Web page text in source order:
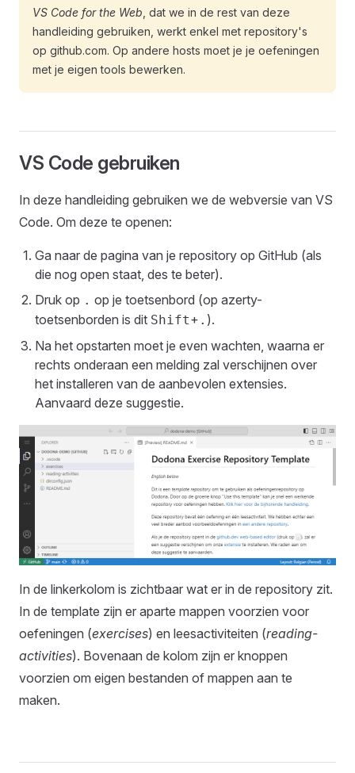
VS Code for the Web , dat we in de rest van deze
handleiding gebruiken, werkt enkel met repository's
op github.com. Op andere hosts moet je je oefeningen
met je eigen tools bewerken.
VS Code gebruiken
In deze handleiding gebruiken we de webversie van VS
Code. Om deze te openen:
Ga naar de pagina van je repository op GitHub (als
die nog open staat, des te beter).
Druk op . op je toetsenbord (op azerty-
toetsenborden is dit Shift+ . ).
Na het opstarten moet je even wachten, waarna er
rechts onderaan een melding zal verschijnen over
het installeren van de aanbevolen extensies.
Aanvaard deze suggestie.
In de linkerkolom is zichtbaar wat er in de repository zit.
In de template zijn er aparte mappen voorzien voor
oefeningen (exercises) en leesactiviteiten (reading-
activities). Bovenaan de kolom zijn er knoppen
voorzien om eigen bestanden of mappen aan te
maken.